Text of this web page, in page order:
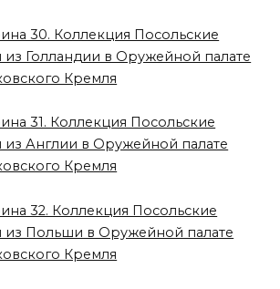
30. Коллекция Посольские
из Голландии в Оружейной палате
Кремля
31. Коллекция Посольские
из Англии в Оружейной палате
Кремля
32. Коллекция Посольские
из Польши в Оружейной палате
Кремля